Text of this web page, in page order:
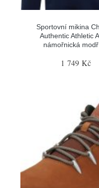
Sportovní mikina
Authentic Athletic
námořnická
1 749 Kč